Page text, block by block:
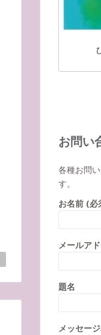
お問い
各種お問
す。
お名前 (必
メールア
題名
メッセー